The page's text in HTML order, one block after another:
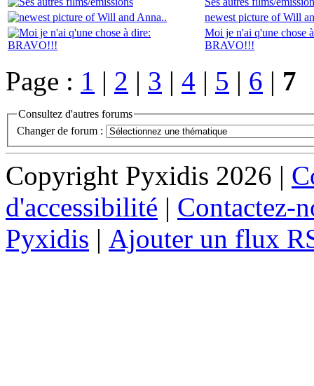
newest picture of Will
Moi je n'ai q'une chose
BRAVO!!!
Page : 1 | 2 | 3 | 4 | 5 | 6 | 7
Consultez d'autres forums
Changer de forum :
Copyright Pyxidis 2026 |
d'accessibilité | Contactez-
Pyxidis | Ajouter un flux